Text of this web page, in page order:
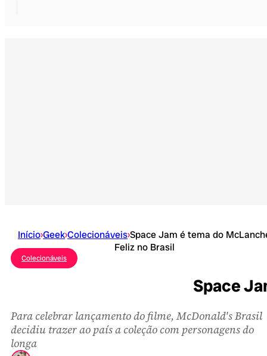
Início›Geek›Colecionáveis›Space Jam é tema do
Feliz no Brasil
Colecionáveis
Space
Para celebrar lançamento do filme, McDonald's Brasil
decidiu trazer ao país a coleção com personagens do
longa